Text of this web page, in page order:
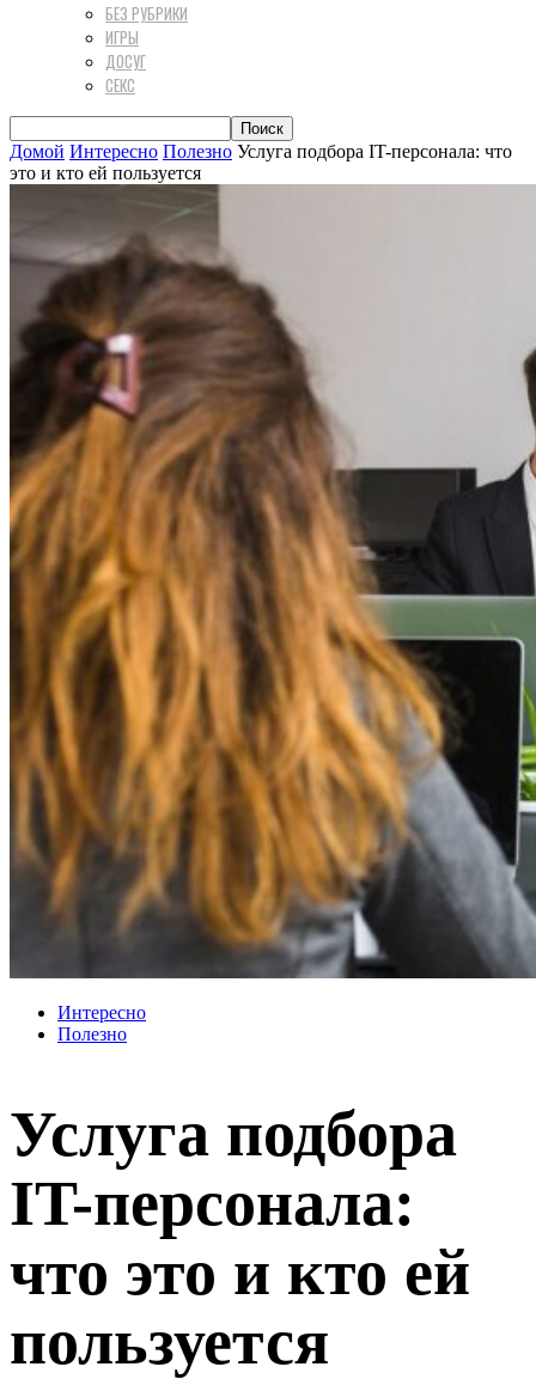
БЕЗ РУБРИКИ
ИГРЫ
ДОСУГ
СЕКС
Домой Интересно Полезно Услуга подбора IT-персонала: что
это и кто ей пользуется
Интересно
Полезно
Услуга подбора
IT-персонала:
что это и кто ей
пользуется